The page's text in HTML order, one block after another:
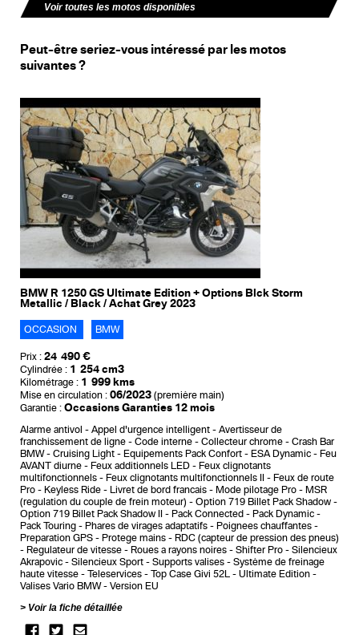
Voir toutes les motos disponibles
Peut-être seriez-vous intéressé par les motos
suivantes ?
BMW R 1250 GS Ultimate Edition + Options Blck Storm
Metallic / Black / Achat Grey 2023
OCCASION BMW
Prix : 24 490 €
Cylindrée : 1 254 cm3
Kilométrage : 1 999 kms
Mise en circulation : 06/2023 (première main)
Garantie : Occasions Garanties 12 mois
Alarme antivol Appel d'urgence intelligent
Avertisseur de
franchissement de ligne
Code interne Collecteur chrome
Crash Bar
BMW
Cruising Light Equipements Pack Confort ESA Dynamic
Feu
AVANT diurne
Feux additionnels LED
Feux clignotants
multifonctionnels
Feux clignotants multifonctionnels II
Feux de route
Pro
Keyless Ride Livret de bord francais Mode pilotage Pro
MSR
(regulation du couple de frein moteur)
Option 719 Billet Pack Shadow
Option 719 Billet Pack Shadow II
Pack Connected
Pack Dynamic
Pack Touring
Phares de virages adaptatifs
Poignees chauffantes
Preparation GPS
Protege mains
RDC (capteur de pression des pneus)
Regulateur de vitesse
Roues a rayons noires Shifter Pro
Silencieux
Akrapovic
Silencieux Sport Supports valises
Système de freinage
haute vitesse
Teleservices Top Case Givi 52L
Ultimate Edition
Valises Vario BMW
Version EU
Voir la fiche détaillée